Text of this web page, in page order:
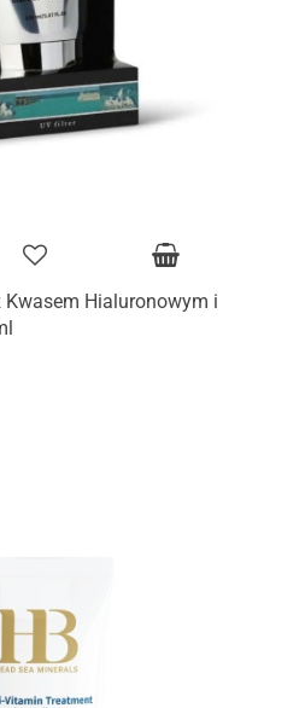
Kwasem Hialuronowym i